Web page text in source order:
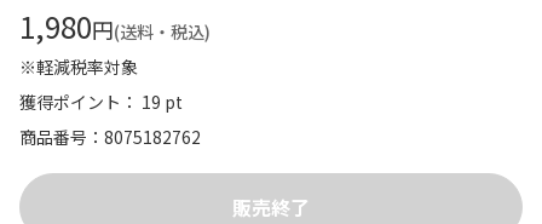
1,980円(送料・税込)
※軽減税率対象
獲得ポイント： 19 pt
商品番号
8075182762